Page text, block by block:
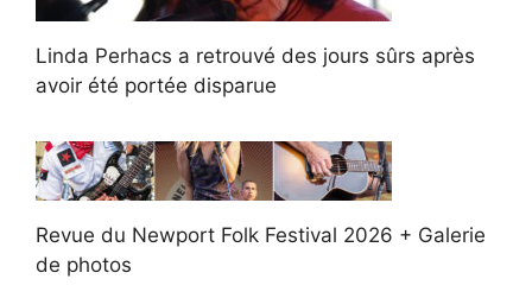
Linda Perhacs a retrouvé des jours sûrs après
avoir été portée disparue
Revue du Newport Folk Festival 2026 + Galerie
de photos